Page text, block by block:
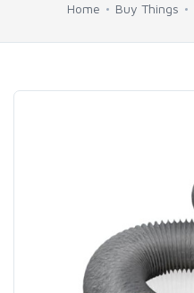
Home Buy Things